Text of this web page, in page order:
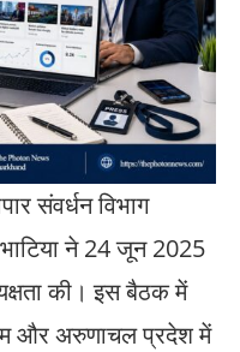
संवर्धन विभाग
ने 24 जून 2025
की। इस बैठक में
और अरुणाचल प्रदेश में